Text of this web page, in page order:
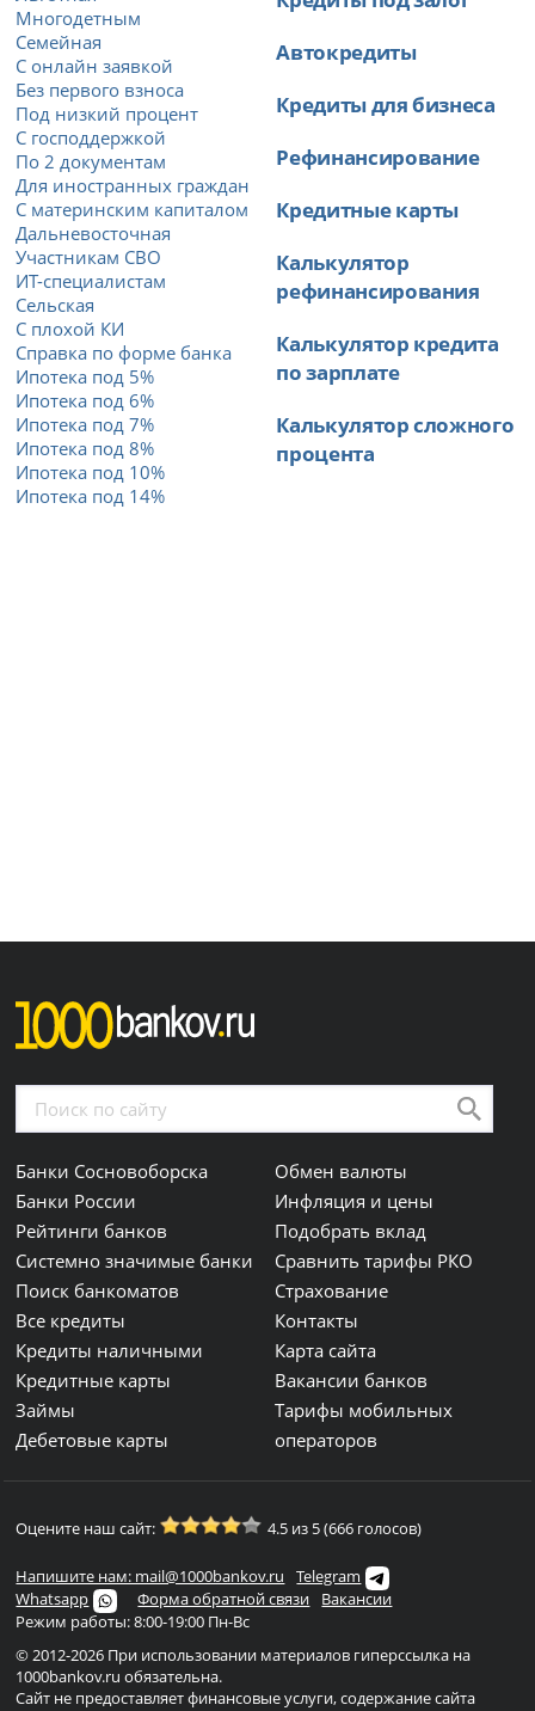
Многодетным
Семейная
С онлайн заявкой
Без первого взноса
Под низкий процент
С господдержкой
По 2 документам
Для иностранных граждан
С материнским капиталом
Дальневосточная
Участникам СВО
ИТ-специалистам
Сельская
С плохой КИ
Справка по форме банка
Ипотека под 5%
Ипотека под 6%
Ипотека под 7%
Ипотека под 8%
Ипотека под 10%
Ипотека под 14%
Автокредиты
Кредиты для бизнеса
Рефинансирование
Кредитные карты
Калькулятор
рефинансирования
Калькулятор кредита
по зарплате
Калькулятор сложного
процента
Банки Сосновоборска
Банки России
Рейтинги банков
Системно значимые банки
Поиск банкоматов
Все кредиты
Кредиты наличными
Кредитные карты
Займы
Дебетовые карты
Обмен валюты
Инфляция и цены
Подобрать вклад
Сравнить тарифы РКО
Страхование
Контакты
Карта сайта
Вакансии банков
Тарифы мобильных
операторов
Оцените наш сайт: 4.5 из 5 (666 голосов)
Напишите нам: mail@1000bankov.ru
Telegram
Whatsapp
Форма обратной связи
Вакансии
Режим работы: 8:00-19:00 Пн-Вс
© 2012-2026 При использовании материалов гиперссылка на
1000bankov.ru обязательна.
Сайт не предоставляет финансовые услуги, содержание сайта